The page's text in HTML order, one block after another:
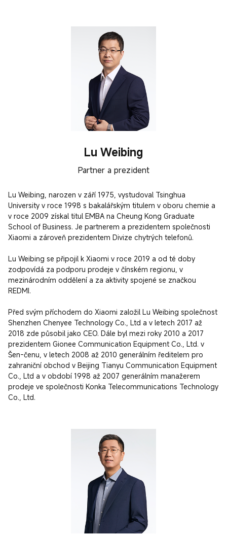
Lu Weibing
Partner a prezident
Lu Weibing, narozen v září 1975, vystudoval Tsinghua
University v roce 1998 s bakalářským titulem v oboru chemie a
v roce 2009 získal titul EMBA na Cheung Kong Graduate
School of Business. Je partnerem a prezidentem společnosti
Xiaomi a zároveň prezidentem Divize chytrých telefonů.
Lu Weibing se připojil k Xiaomi v roce 2019 a od té doby
zodpovídá za podporu prodeje v čínském regionu, v
mezinárodním oddělení a za aktivity spojené se značkou
REDMI.
Před svým příchodem do Xiaomi založil Lu Weibing společnost
Shenzhen Chenyee Technology Co., Ltd a v letech 2017 až
2018 zde působil jako CEO. Dále byl mezi roky 2010 a 2017
prezidentem Gionee Communication Equipment Co., Ltd. v
Šen-čenu, v letech 2008 až 2010 generálním ředitelem pro
zahraniční obchod v Beijing Tianyu Communication Equipment
Co., Ltd a v období 1998 až 2007 generálním manažerem
prodeje ve společnosti Konka Telecommunications Technology
Co., Ltd.